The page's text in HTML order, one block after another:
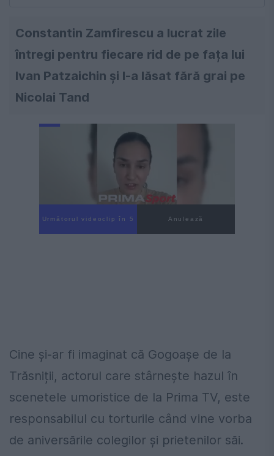
Constantin Zamfirescu a lucrat zile
întregi pentru fiecare rid de pe fața lui
Ivan Patzaichin și l-a lăsat fără grai pe
Nicolai Tand
Următorul videoclip în 4 Anulează
Cine și-ar fi imaginat că Gogoașe de la
Trăsniții, actorul care stârnește hazul în
scenetele umoristice de la Prima TV, este
responsabilul cu torturile când vine vorba
de aniversările colegilor și prietenilor săi.